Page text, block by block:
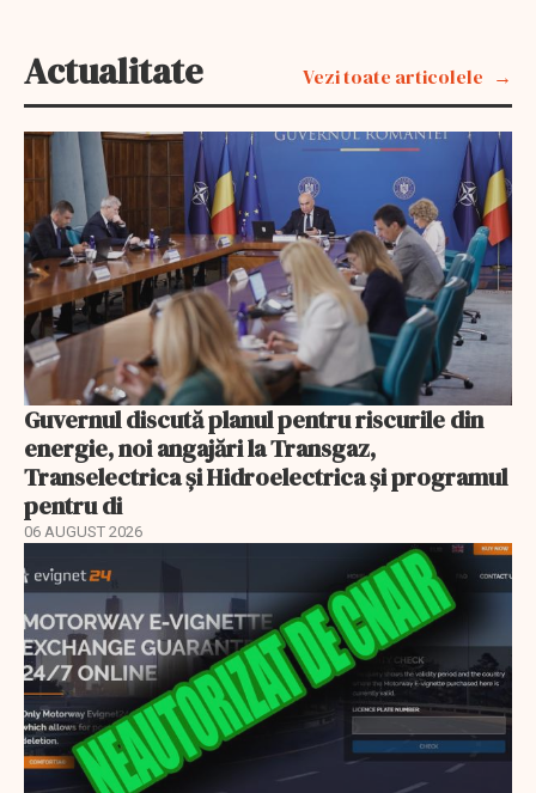
Actualitate Vezi toate articolele
Guvernul discută planul pentru riscurile din
energie, noi angajări la Transgaz,
Transelectrica și Hidroelectrica și programul
pentru di
06 AUGUST 2026